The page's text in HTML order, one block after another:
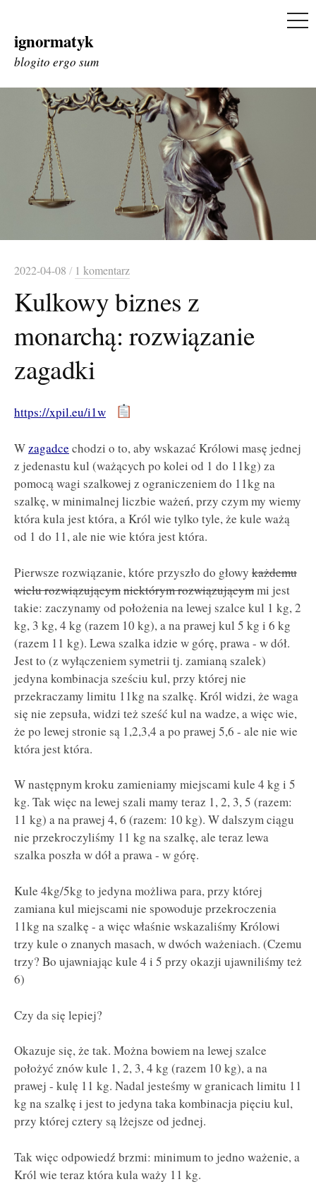
Skip
to
ignormatyk
blogito ergo sum
2022-04-08 / 1 komentarz
Kulkowy biznes z
monarchą: rozwiązanie
zagadki
https://xpil.eu/i1w
Wzagadce chodzi o to, aby wskazać Królowi masę jednej
z jedenastu kul (ważących po kolei od 1 do 11kg) za
pomocą wagi szalkowej z ograniczeniem do 11kg na
szalkę, w minimalnej liczbie ważeń, przy czym my wiemy
która kula jest która, a Król wie tylko tyle, że kule ważą
od 1 do 11, ale nie wie która jest która.
Pierwsze rozwiązanie, które przyszło do głowy każdemu
wielu rozwiązującymniektórym rozwiązującymmi jest
takie: zaczynamy od położenia na lewej szalce kul 1 kg, 2
kg, 3 kg, 4 kg (razem 10 kg), a na prawej kul 5 kg i 6 kg
(razem 11 kg). Lewa szalka idzie w górę, prawa - w dół.
Jest to (z wyłączeniem symetrii tj. zamianą szalek)
jedyna kombinacja sześciu kul, przy której nie
przekraczamy limitu 11kg na szalkę. Król widzi, że waga
się nie zepsuła, widzi też sześć kul na wadze, a więc wie,
że po lewej stronie są 1,2,3,4 a po prawej 5,6 - ale nie wie
która jest która.
W następnym kroku zamieniamy miejscami kule 4 kg i 5
kg. Tak więc na lewej szali mamy teraz 1, 2, 3, 5 (razem:
11 kg) a na prawej 4, 6 (razem: 10 kg). W dalszym ciągu
nie przekroczyliśmy 11 kg na szalkę, ale teraz lewa
szalka poszła w dół a prawa - w górę.
Kule 4kg/5kg to jedyna możliwa para, przy której
zamiana kul miejscami nie spowoduje przekroczenia
11kg na szalkę - a więc właśnie wskazaliśmy Królowi
trzy kule o znanych masach, w dwóch ważeniach. (Czemu
trzy? Bo ujawniając kule 4 i 5 przy okazji ujawniliśmy też
6)
Czy da się lepiej?
Okazuje się, że tak. Można bowiem na lewej szalce
położyć znów kule 1, 2, 3, 4 kg (razem 10 kg), a na
prawej - kulę 11 kg. Nadal jesteśmy w granicach limitu 11
kg na szalkę i jest to jedyna taka kombinacja pięciu kul,
przy której cztery są lżejsze od jednej.
Tak więc odpowiedź brzmi: minimum to jedno ważenie, a
Król wie teraz która kula waży 11 kg.